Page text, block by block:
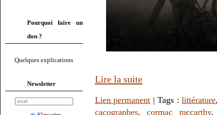
Pourquoi faire un
don ?
Quelques explications
Newsletter Lire la suite
Lien permanent | Tags :littérature
cacographes,cormac mccarthy